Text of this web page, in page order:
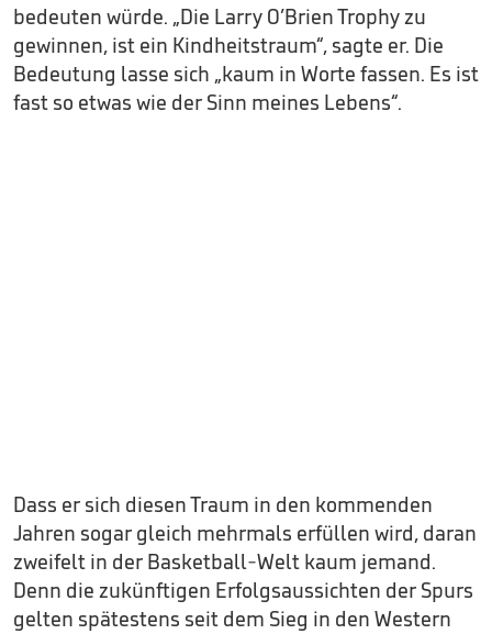
bedeuten würde. „Die Larry O’Brien Trophy zu
gewinnen, ist ein Kindheitstraum“, sagte er. Die
Bedeutung lasse sich „kaum in Worte fassen. Es ist
fast so etwas wie der Sinn meines Lebens“.
Dass er sich diesen Traum in den kommenden
Jahren sogar gleich mehrmals erfüllen wird, daran
zweifelt in der Basketball-Welt kaum jemand.
Denn die zukünftigen Erfolgsaussichten der Spurs
gelten spätestens seit dem Sieg in den Western